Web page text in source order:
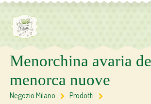
Menorchina avaria de
menorca nuove
Negozio Milano Prodotti